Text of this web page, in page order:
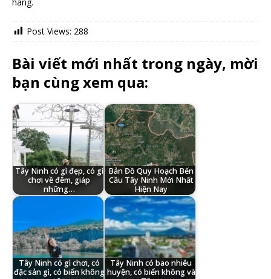
Post Views: 288
Bài viết mới nhất trong ngày, mời
bạn cùng xem qua:
Tây Ninh có gì đẹp, có gì
chơi về đêm, giáp
những…
Bản Đồ Quy Hoạch Bến
Cầu Tây Ninh Mới Nhất
Hiện Nay
Tây Ninh có gì chơi, có
đặc sản gì, có biển không
Tây Ninh có bao nhiêu
huyện, có biển không và